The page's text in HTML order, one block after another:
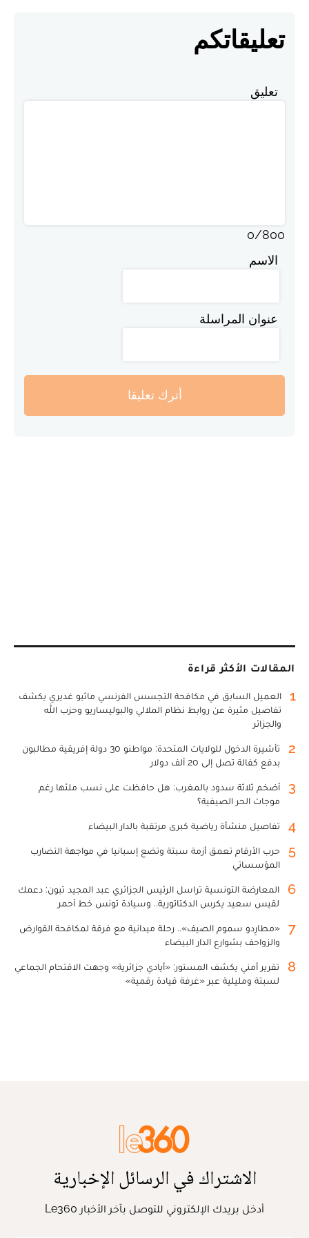
تعليقاتكم
تعليق
0/800
الاسم
عنوان المراسلة
أترك تعليقا
المقالات الأكثر قراءة
1
العميل السابق في مكافحة التجسس الفرنسي ماثيو غديري يكشف
تفاصيل مثيرة عن روابط نظام الملالي والبوليساريو وحزب الله
والجزائر
2
تأشيرة الدخول للولايات المتحدة: مواطنو 30 دولة إفريقية مطالبون
بدفع كفالة تصل إلى 20 ألف دولار
3
أضخم ثلاثة سدود بالمغرب: هل حافظت على نسب ملئها رغم
موجات الحر الصيفية؟
4 تفاصيل منشأة رياضية كبرى مرتقبة بالدار البيضاء
5
حرب الأرقام تعمق أزمة سبتة وتضع إسبانيا في مواجهة التضارب
المؤسساتي
6
المعارضة التونسية تراسل الرئيس الجزائري عبد المجيد تبون: دعمك
لقيس سعيد يكرس الدكتاتورية.. وسيادة تونس خط أحمر
7
«مطارِدو سموم الصيف».. رحلة ميدانية مع فرقة لمكافحة القوارض
والزواحف بشوارع الدار البيضاء
8
تقرير أمني يكشف المستور: «أيادي جزائرية» وجهت الاقتحام الجماعي
لسبتة ومليلية عبر «غرفة قيادة رقمية»
الاشتراك في الرسائل الإخبارية
أدخل بريدك الإلكتروني للتوصل بآخر الأخبار Le360